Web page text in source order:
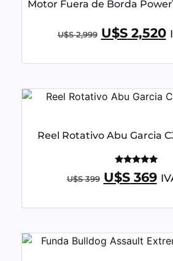
Motor Fuera de Borda
U$S2,999 U$S2,520
Reel Rotativo Abu Garcia
Valorado
con
U$S399 U$S369